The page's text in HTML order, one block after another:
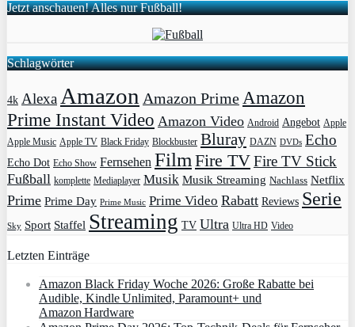
Jetzt anschauen! Alles nur Fußball!
Schlagwörter
4k Alexa Amazon Amazon Prime Amazon
Prime Instant Video Amazon Video Android Angebot Apple
Apple Music Apple TV Black Friday Blockbuster Bluray DAZN DVDs Echo
Echo Dot Echo Show Fernsehen Film Fire TVFire TV Stick
Fußball komplette Mediaplayer Musik Musik Streaming Nachlass Netflix
Prime Prime Day Prime Music Prime Video Rabatt Reviews Serie
Sky Sport Staffel Streaming TV Ultra Ultra HD Video
Letzten Einträge
Amazon Black Friday Woche 2026: Große Rabatte bei
Audible, Kindle Unlimited, Paramount+ und
Amazon Hardware